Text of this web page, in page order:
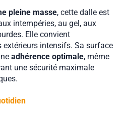
pleine masse, cette dalle est
intempéries, au gel, aux
Elle convient
intensifs. Sa surface
adhérence optimale, même
une sécurité maximale